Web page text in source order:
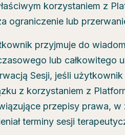
korzystaniem z
ograniczenie lub
przyjmuje do
lub całkowitego
Sesji, jeśli
z korzystaniem z
przepisy prawa, w
terminy sesji